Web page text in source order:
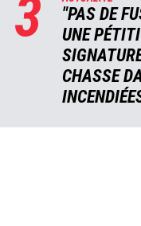
3
"PAS DE
UNE
CHASSE